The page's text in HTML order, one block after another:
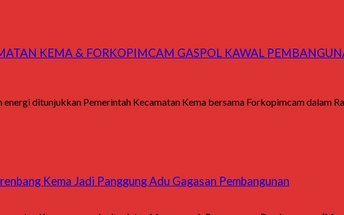
KEMA & FORKOPIMCAM GASPOL KAWAL
ditunjukkan Pemerintah Kecamatan Kema bersama Forkopimcam dalam
Kema Jadi Panggung Adu Gagasan Pembangunan